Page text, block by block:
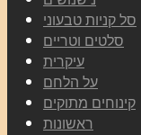
סל קניות טבעוני
סלטים וטריים
עיקרית
על הלחם
קינוחים מתוקים
ראשונות